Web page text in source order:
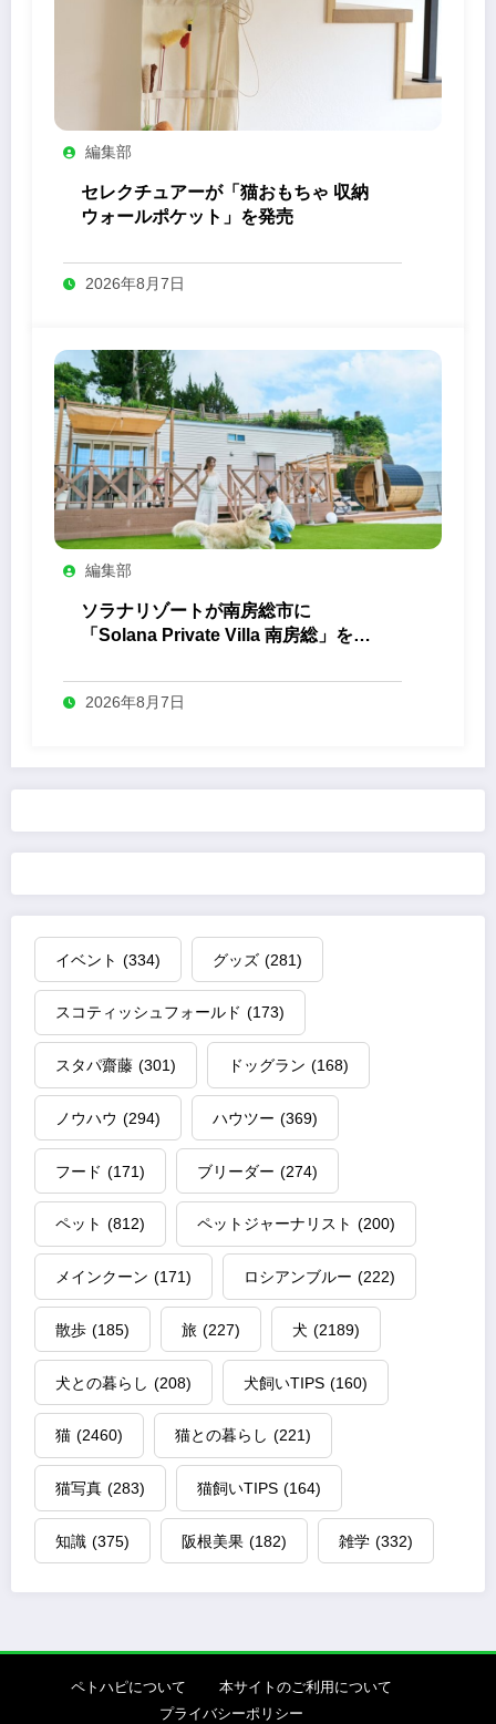
編集部
セレクチュアーが「猫おもちゃ 収納
ウォールポケット」を発売
2026年8月7日
編集部
ソラナリゾートが南房総市に
「Solana Private Villa 南房総」を開
2026年8月7日
イベント (334) グッズ (281)
スコティッシュフォールド (173)
スタパ齋藤 (301) ドッグラン (168)
ノウハウ (294) ハウツー (369)
フード (171) ブリーダー (274)
ペット (812) ペットジャーナリスト (200)
メインクーン (171) ロシアンブルー (222)
散歩 (185) 旅 (227) 犬 (2189)
犬との暮らし (208) 犬飼いTIPS (160)
猫 (2460) 猫との暮らし (221)
猫写真 (283) 猫飼いTIPS (164)
知識 (375) 阪根美果 (182) 雑学 (332)
ペトハピについて
本サイトのご利用について
プライバシーポリシー